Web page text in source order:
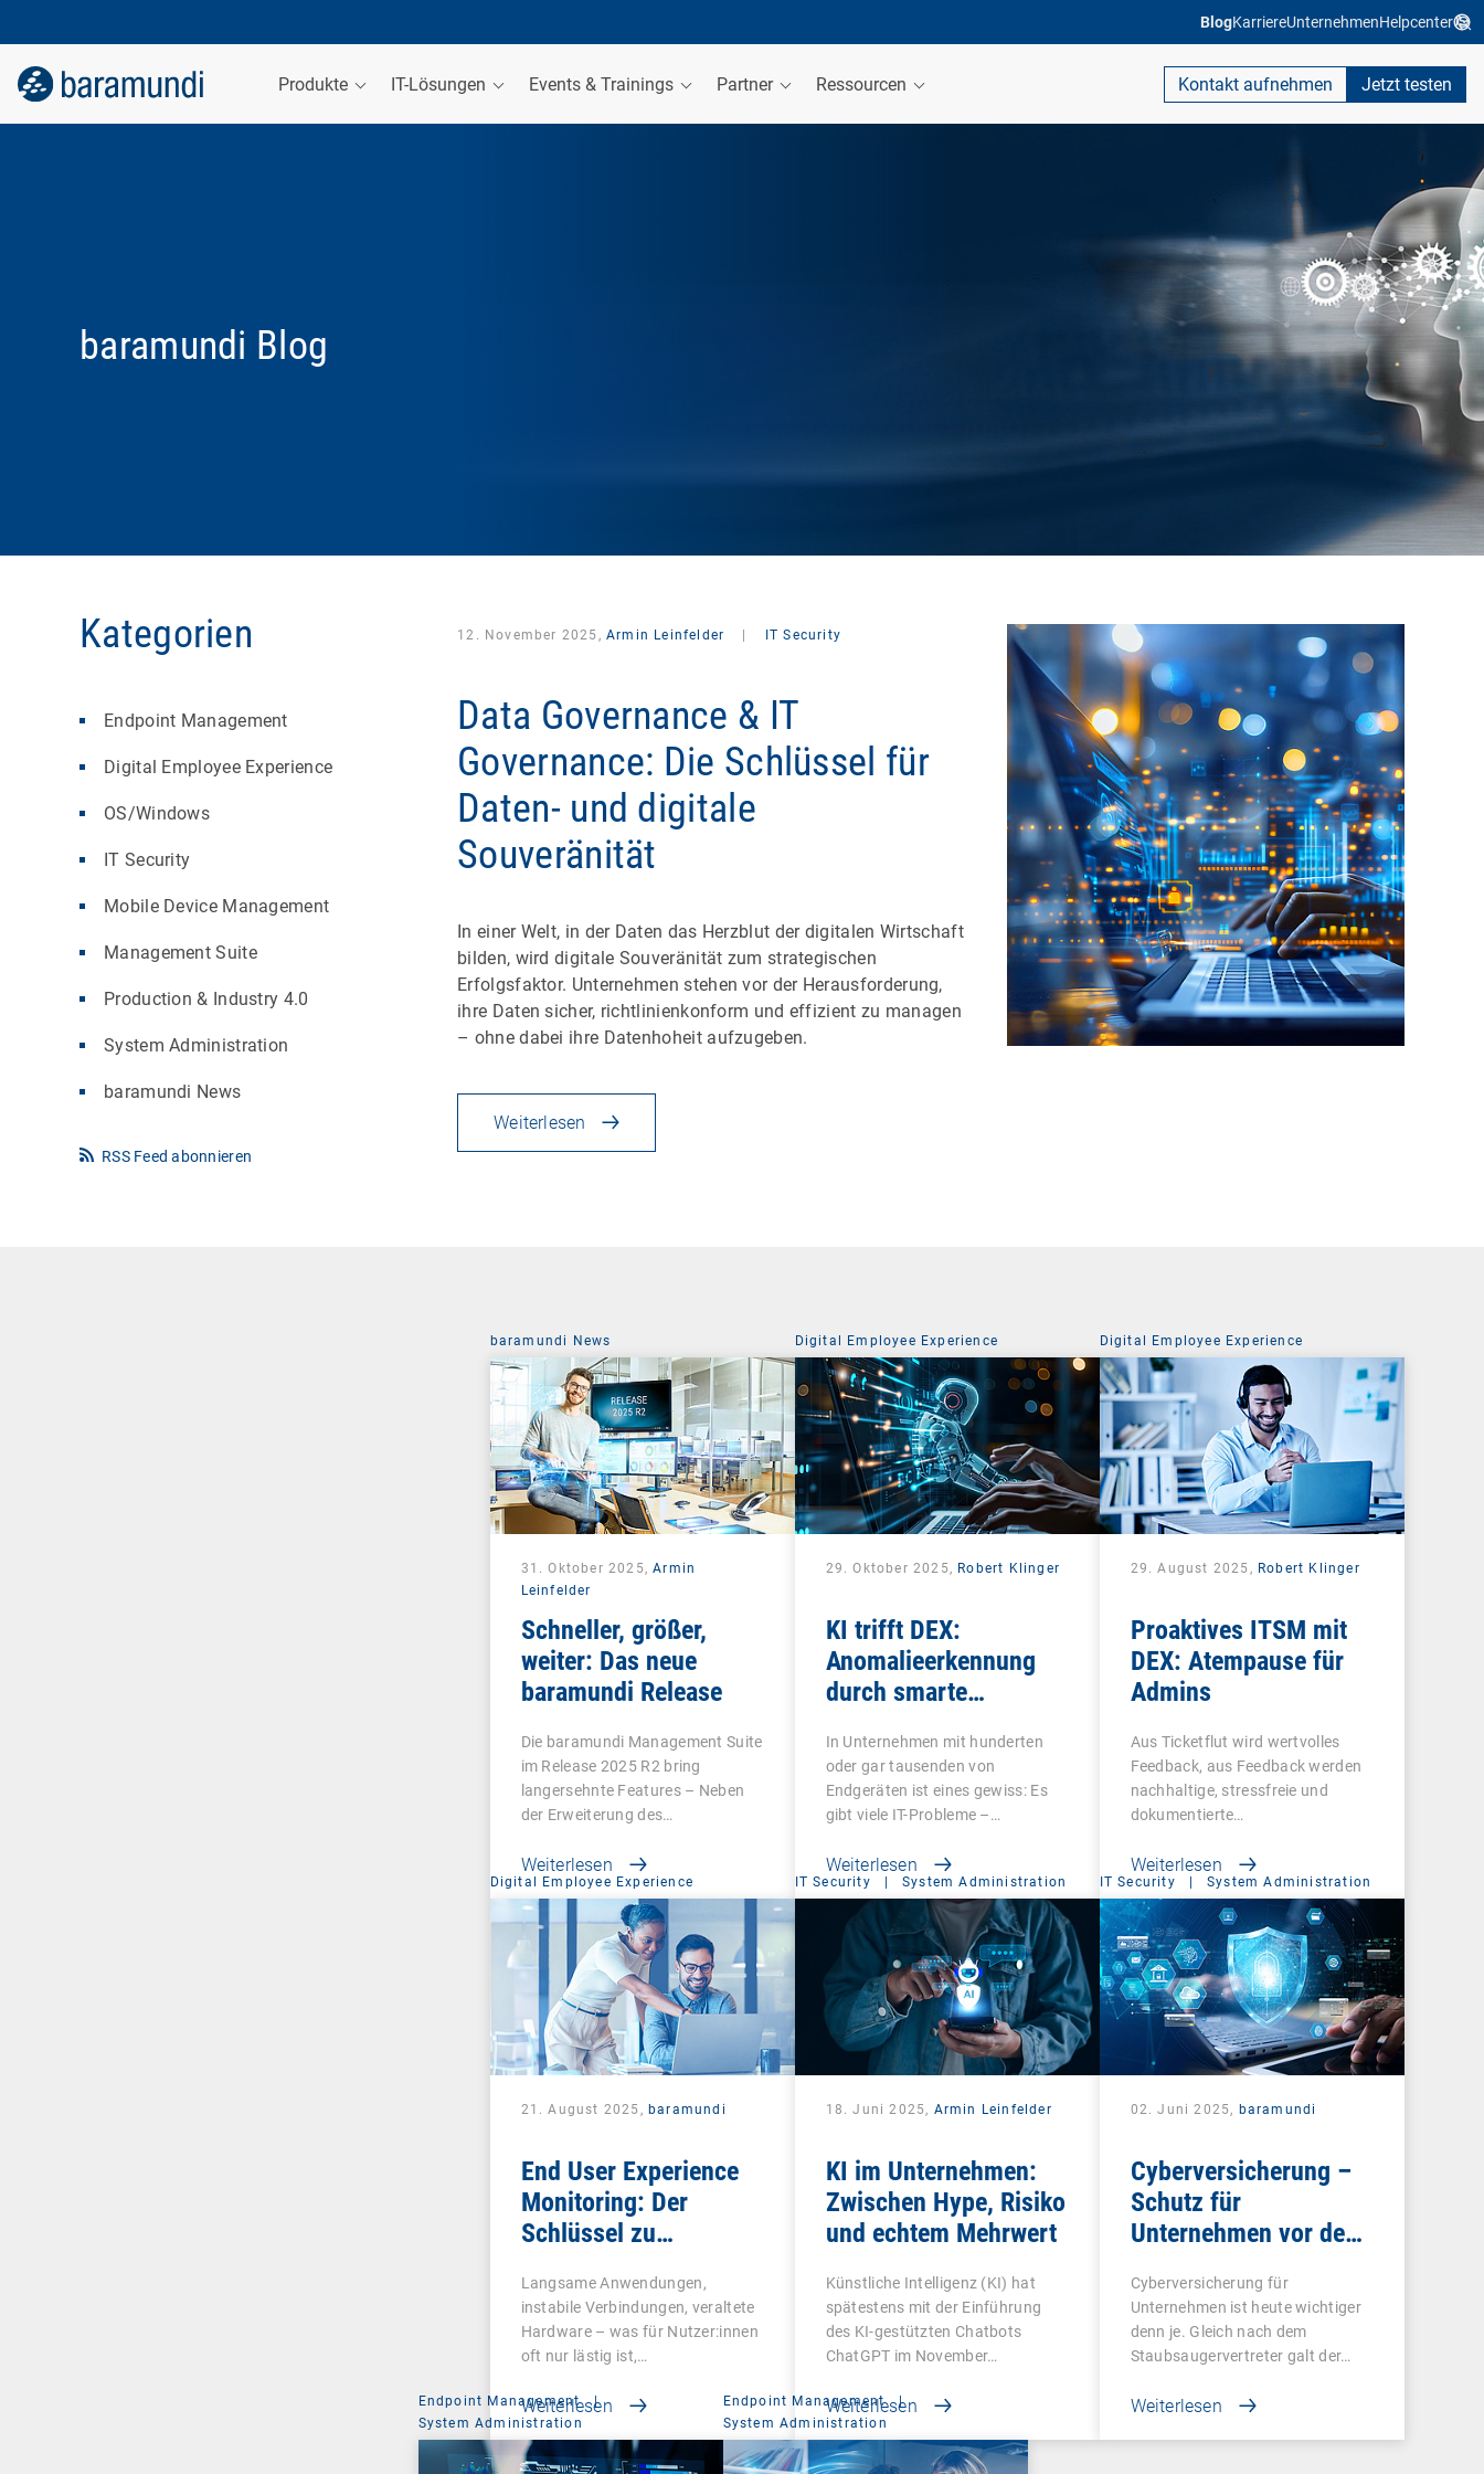
BlogKarriereUnternehmenHelpcenter
Produkte IT-Lösungen Events & Trainings Partner Ressourcen Kontakt aufnehmen Jetzt testen
baramundi Blog
Kategorien
Endpoint Management
Digital Employee Experience
OS/Windows
IT Security
Mobile Device Management
Management Suite
Production & Industry 4.0
System Administration
baramundi News
RSS Feed abonnieren
12. November 2025, Armin Leinfelder IT Security
Data Governance & IT
Governance: Die Schlüssel für
Daten- und digitale
Souveränität
In einer Welt, in der Daten das Herzblut der digitalen Wirtschaft
bilden, wird digitale Souveränität zum strategischen
Erfolgsfaktor. Unternehmen stehen vor der Herausforderung,
ihre Daten sicher, richtlinienkonform und effizient zu managen
– ohne dabei ihre Datenhoheit aufzugeben.
Weiterlesen
baramundi News
31. Oktober 2025,Armin
Leinfelder
Schneller, größer,
weiter: Das neue
baramundi Release
Die baramundi Management Suite
im Release 2025 R2 bring
langersehnte Features – Neben
der Erweiterung des…
Weiterlesen
Digital Employee Experience
29. Oktober 2025, Robert Klinger
KI trifft DEX:
Anomalieerkennung
durch smarte
In Unternehmen mit hunderten
oder gar tausenden von
Endgeräten ist eines gewiss: Es
gibt viele IT-Probleme –…
Weiterlesen
Digital Employee Experience
29. August 2025, Robert Klinger
Proaktives ITSM mit
DEX: Atempause für
Admins
Aus Ticketflut wird wertvolles
Feedback, aus Feedback werden
nachhaltige, stressfreie und
dokumentierte…
Weiterlesen
Digital Employee Experience
21. August 2025, baramundi
End User Experience
Monitoring: Der
Schlüssel zu
produktiven
Mitarbeitenden
Langsame Anwendungen,
instabile Verbindungen, veraltete
Hardware – was für Nutzer:innen
oft nur lästig ist,…
Weiterlesen
IT Security | System Administration
18. Juni 2025, Armin Leinfelder
KI im Unternehmen:
Zwischen Hype, Risiko
und echtem Mehrwert
Künstliche Intelligenz (KI) hat
spätestens mit der Einführung
des KI-gestützten Chatbots
ChatGPT im November…
Weiterlesen
IT Security | System Administration
02. Juni 2025, baramundi
Cyberversicherung –
Schutz für
Unternehmen vor dem
Cyberversicherung für
Unternehmen ist heute wichtiger
denn je. Gleich nach dem
Staubsaugervertreter galt der…
Weiterlesen
Endpoint Management
|
System Administration
Endpoint Management
|
System Administration